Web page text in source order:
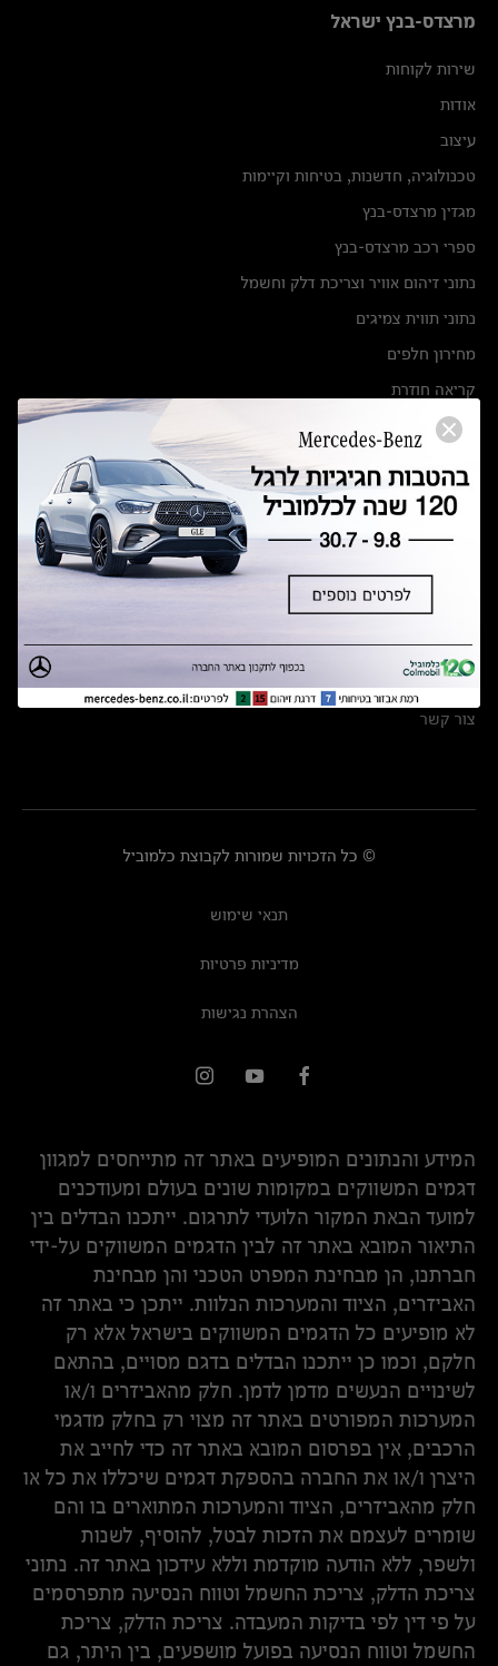
מרצדס-בנץ ישראל
שירות לקוחות
אודות
עיצוב
טכנולוגיה, חדשנות, בטיחות וקיימות
מגזין מרצדס-בנץ
ספרי רכב מרצדס-בנץ
נתוני זיהום אוויר וצריכת דלק וחשמל
נתוני תווית צמיגים
מחירון חלפים
קריאה חוזרת
הודעה על הטבות לרכבי מרצדס בהסדר פשרה בתצ 56447-02-19
תקנון ימי מכירות 120 לכלמוביל
מצאו אותנו
אולמות תצוגה
מרכזי שירות
צור קשר
© כל הזכויות שמורות לקבוצת כלמוביל
תנאי שימוש
מדיניות פרטיות
הצהרת נגישות
המידע והנתונים המופיעים באתר זה מתייחסים למגוון
דגמים המשווקים במקומות שונים בעולם ומעודכנים
למועד הבאת המקור הלועדי לתרגום. ייתכנו הבדלים בין
התיאור המובא באתר זה לבין הדגמים המשווקים על-ידי
חברתנו, הן מבחינת המפרט הטכני והן מבחינת
האביזרים, הציוד והמערכות הנלוות. ייתכן כי באתר זה
לא מופיעים כל הדגמים המשווקים בישראל אלא רק
חלקם, וכמו כן ייתכנו הבדלים בדגם מסויים, בהתאם
לשינויים הנעשים מדמן לדמן. חלק מהאביזרים ו/או
המערכות המפורטים באתר זה מצוי רק בחלק מדגמי
הרכבים, אין בפרסום המובא באתר זה כדי לחייב את
היצרן ו/או את החברה בהספקת דגמים שיכללו את כל או
חלק מהאביזרים, הציוד והמערכות המתוארים בו והם
שומרים לעצמם את הזכות לבטל, להוסיף, לשנות
ולשפר, ללא הודעה מוקדמת וללא עידכון באתר זה. נתוני
צריכת הדלק, צריכת החשמל וטווח הנסיעה מתפרסמים
על פי דין לפי בדיקות המעבדה. צריכת הדלק, צריכת
החשמל וטווח הנסיעה בפועל מושפעים, בין היתר, גם